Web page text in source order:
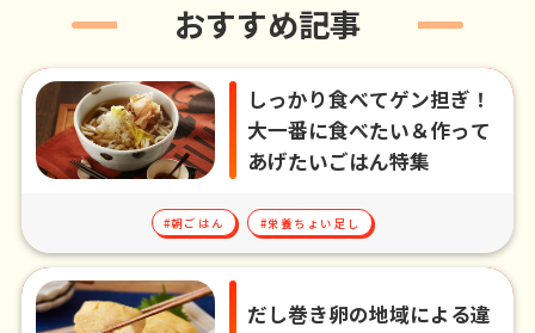
おすすめ記事
しっかり食べてゲン担ぎ！
大一番に食べたい＆作って
あげたいごはん特集
#朝ごはん #栄養ちょい足し
だし巻き卵の地域による違